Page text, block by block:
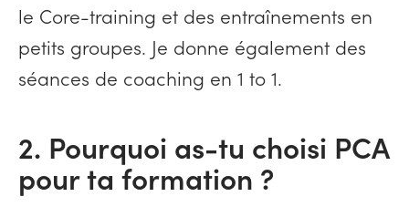
le Core-training et des entraînements en
petits groupes. Je donne également des
séances de coaching en 1 to 1.
2. Pourquoi as-tu choisi PCA
pour ta formation ?